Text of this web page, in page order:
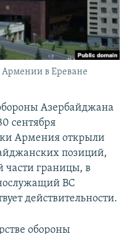
в Ереване
Азербайджана
сентября
Армения открыли
позиций,
части границы, в
ВС
действительности.
обороны